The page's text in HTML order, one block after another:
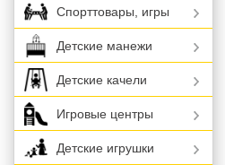
Спорттовары, игры
Детские манежи
Детские качели
Игровые центры
Детские игрушки